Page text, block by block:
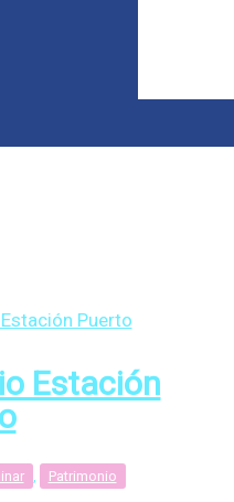
Estación
Patrimonio